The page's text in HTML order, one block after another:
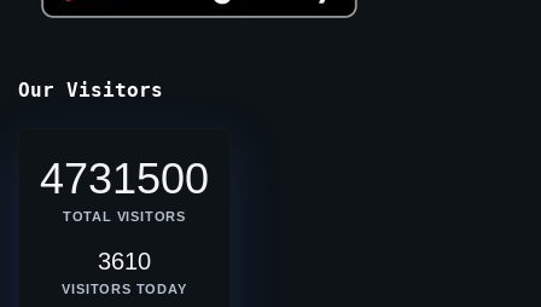
Our Visitors
4731500
TOTAL VISITORS
3610
VISITORS TODAY